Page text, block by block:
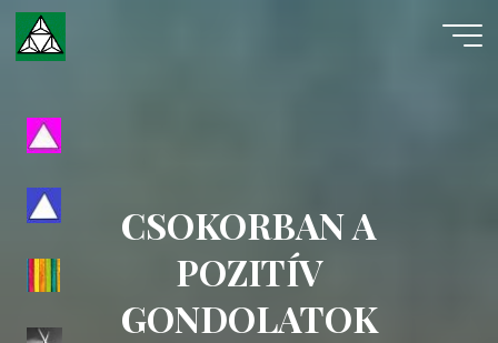
Skip
content
CSOKORBAN A
POZITÍV
GONDOLATOK